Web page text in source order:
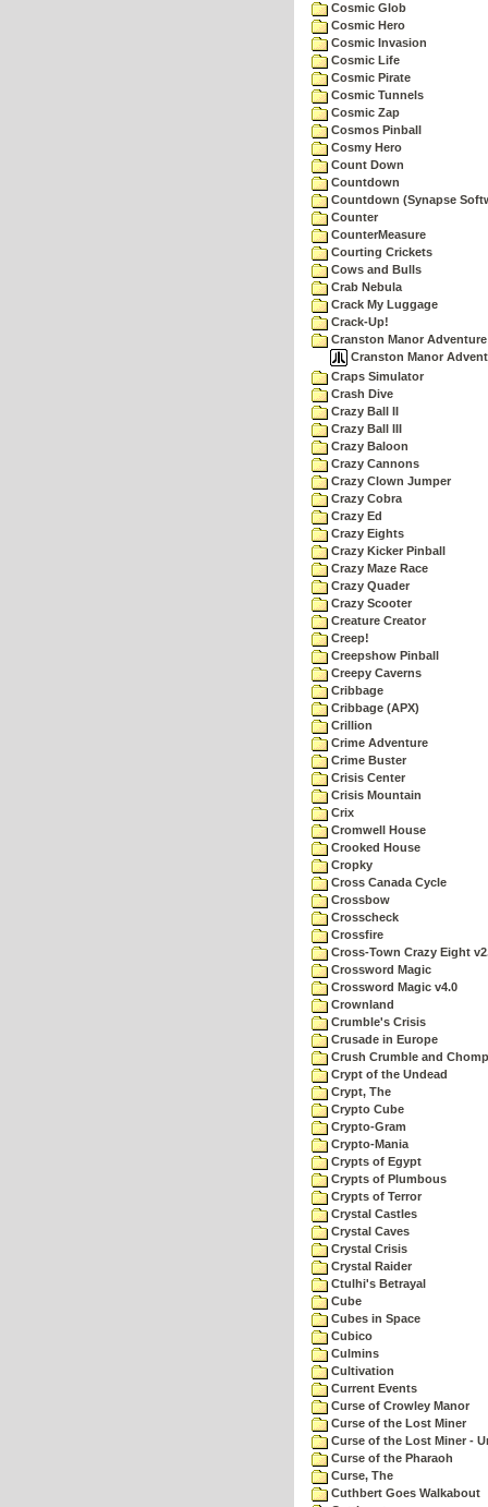
Cosmic Glob
Cosmic Hero
Cosmic Invasion
Cosmic Life
Cosmic Pirate
Cosmic Tunnels
Cosmic Zap
Cosmos Pinball
Cosmy Hero
Count Down
Countdown
Countdown (Synapse
Counter
CounterMeasure
Courting Crickets
Cows and Bulls
Crab Nebula
Crack My Luggage
Crack-Up!
Cranston Manor Adventure
Cranston Manor
Craps Simulator
Crash Dive
Crazy Ball II
Crazy Ball III
Crazy Baloon
Crazy Cannons
Crazy Clown Jumper
Crazy Cobra
Crazy Ed
Crazy Eights
Crazy Kicker Pinball
Crazy Maze Race
Crazy Quader
Crazy Scooter
Creature Creator
Creep!
Creepshow Pinball
Creepy Caverns
Cribbage
Cribbage (APX)
Crillion
Crime Adventure
Crime Buster
Crisis Center
Crisis Mountain
Crix
Cromwell House
Crooked House
Cropky
Cross Canada Cycle
Crossbow
Crosscheck
Crossfire
Cross-Town Crazy Eight
Crossword Magic
Crossword Magic v4.0
Crownland
Crumble's Crisis
Crusade in Europe
Crush Crumble and Chomp
Crypt of the Undead
Crypt, The
Crypto Cube
Crypto-Gram
Crypto-Mania
Crypts of Egypt
Crypts of Plumbous
Crypts of Terror
Crystal Castles
Crystal Caves
Crystal Crisis
Crystal Raider
Ctulhi's Betrayal
Cube
Cubes in Space
Cubico
Culmins
Cultivation
Current Events
Curse of Crowley Manor
Curse of the Lost Miner
Curse of the Lost Miner -
Curse of the Pharaoh
Curse, The
Cuthbert Goes Walkabout